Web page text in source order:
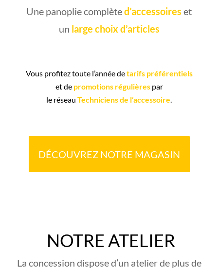
Une panoplie complèted’accessoires et
un large choix d’articles
Vous profitez toute l’année detarifs préférentiels
et de promotions régulièrespar
le réseau Techniciens de l’accessoire.
DÉCOUVREZ NOTRE MAGASIN
NOTRE ATELIER
La concession dispose d’un atelier de plus de